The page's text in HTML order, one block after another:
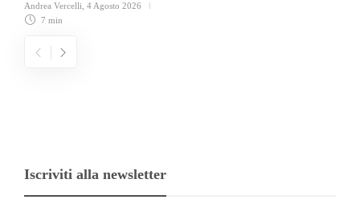
Andrea Vercelli 4 Agosto 2026
7 min
Iscriviti alla newsletter